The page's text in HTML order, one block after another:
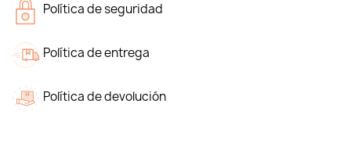
Política de seguridad
Política de entrega
Política de devolución